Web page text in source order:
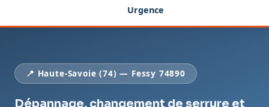
Urgence
📍 Haute-Savoie (74) — Fessy 74890
Dépannage, changement de serrure et